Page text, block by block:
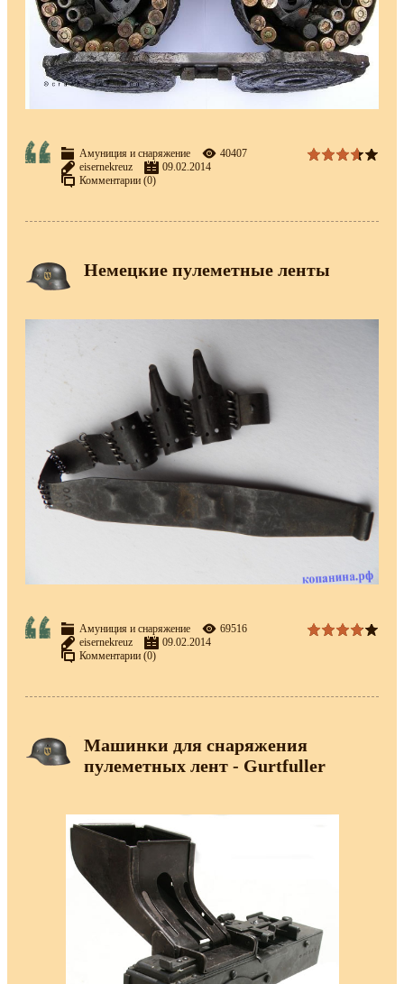
Амуниция и снаряжение
40407
eisernekreuz
09.02.2014
Комментарии (0)
Немецкие пулеметные ленты
Амуниция и снаряжение
69516
eisernekreuz
09.02.2014
Комментарии (0)
Машинки для снаряжения
пулеметных лент - Gurtfuller